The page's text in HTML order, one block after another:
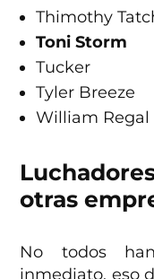
Thimothy
Toni Storm
Tucker
Tyler Breeze
William Regal
otras
No todos
inmediato, eso